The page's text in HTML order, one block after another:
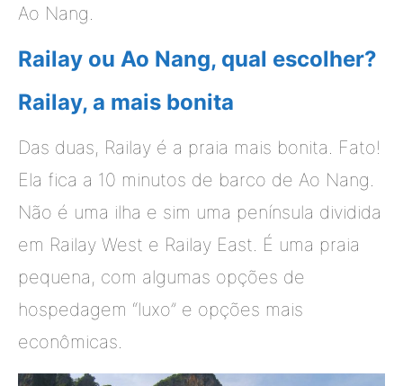
Ao Nang.
Railay ou Ao Nang, qual escolher?
Railay, a mais bonita
Das duas, Railay é a praia mais bonita. Fato!
Ela fica a 10 minutos de barco de Ao Nang.
Não é uma ilha e sim uma península dividida
em Railay West e Railay East. É uma praia
pequena, com algumas opções de
hospedagem “luxo” e opções mais
econômicas.